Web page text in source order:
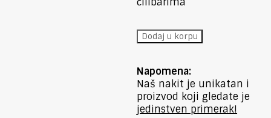
2867
ćilibarom
količina
Dodaj u korpu
Napomena:
Naš nakit je unikatan i
proizvod koji gledate je
jedinstven primerak!